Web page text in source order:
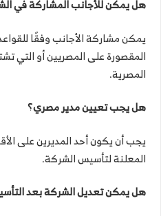
هل يمكن للأجانب المشاركة في
يمكن مشاركة الأجانب وفقًا
المقصورة على المصريين أو التي
المصرية.
هل يجب تعيين مدير مصري؟
يجب أن يكون أحد المديرين على
المعلنة لتأسيس الشركة.
هل يمكن تعديل الشركة بعد